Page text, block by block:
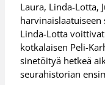
Laura, Linda-Lotta,
harvinaislaatuiseen
Linda-Lotta
kotkalaisen Peli-
sinetöityä hetkeä
seurahistorian